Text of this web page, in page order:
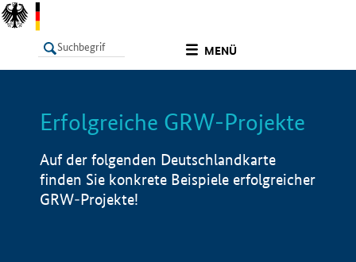
MENÜ
LISTE Info
Erfolgreiche GRW-Projekte
Auf der folgenden Deutschlandkarte
finden Sie konkrete Beispiele erfolgreicher
GRW-Projekte!